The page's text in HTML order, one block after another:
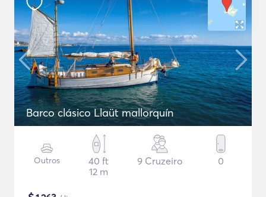
Barco clásico Llaüt mallorquín
Outros
40 ft
12 m
9 Cruzeiro 0